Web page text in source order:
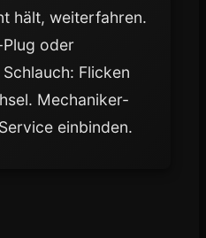
hält, weiterfahren.
Plug oder
Flicken
Mechaniker-
einbinden.